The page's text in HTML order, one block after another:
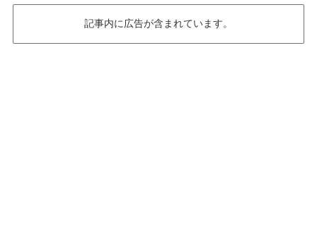
記事内に広告が含まれています。